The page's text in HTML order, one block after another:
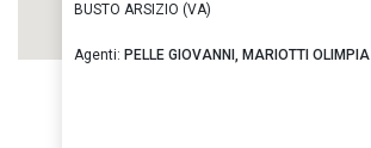
BUSTO ARSIZIO (VA)
Agenti: PELLE GIOVANNI, MARIOTTI OLIMPIA